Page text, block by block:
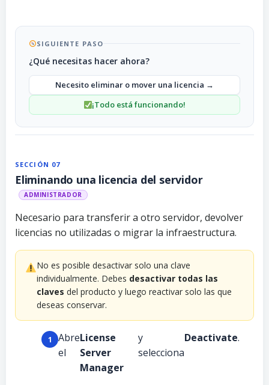
SIGUIENTE PASO
¿Qué necesitas hacer ahora?
Necesito eliminar o mover una licencia →
¡Todo está funcionando!
SECCIÓN 07
Eliminando una licencia del servidor
ADMINISTRADOR
Necesario para transferir a otro servidor, devolver
licencias no utilizadas o migrar la infraestructura.
No es posible desactivar solo una clave
individualmente. Debes desactivar todas las
claves del producto y luego reactivar solo las que
deseas conservar.
Abre
el
License
Server
Manager
y
selecciona
Deactivate.